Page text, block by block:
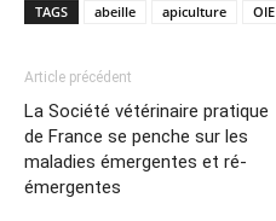
TAGS abeille apiculture OIE
Article précédent
La Société vétérinaire pratique
de France se penche sur les
maladies émergentes et ré-
émergentes